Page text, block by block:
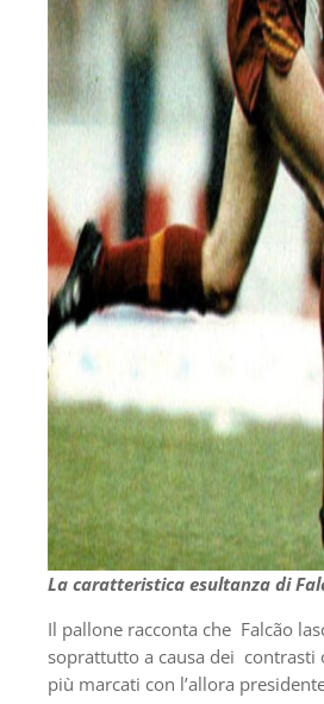
La caratteristica esultanza di
Il pallone racconta che Falcão
soprattutto a causa dei contrasti
più marcati con l’allora